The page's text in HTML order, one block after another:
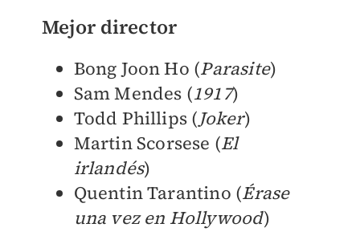
Mejor director
Bong Joon Ho (Parasite)
Sam Mendes (1917)
Todd Phillips (Joker)
Martin Scorsese (El
irlandés)
Quentin Tarantino (Érase
una vez en Hollywood)